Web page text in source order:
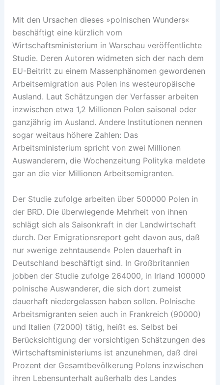
Mit den Ursachen dieses »polnischen Wunders«
beschäftigt eine kürzlich vom
Wirtschaftsministerium in Warschau veröffentlichte
Studie. Deren Autoren widmeten sich der nach dem
EU-Beitritt zu einem Massenphänomen gewordenen
Arbeitsemigration aus Polen ins westeuropäische
Ausland. Laut Schätzungen der Verfasser arbeiten
inzwischen etwa 1,2 Millionen Polen saisonal oder
ganzjährig im Ausland. Andere Institutionen nennen
sogar weitaus höhere Zahlen: Das
Arbeitsministerium spricht von zwei Millionen
Auswanderern, die Wochenzeitung Polityka meldete
gar an die vier Millionen Arbeitsemigranten.
Der Studie zufolge arbeiten über 500000 Polen in
der BRD. Die überwiegende Mehrheit von ihnen
schlägt sich als Saisonkraft in der Landwirtschaft
durch. Der Emigrationsreport geht davon aus, daß
nur »wenige zehntausend« Polen dauerhaft in
Deutschland beschäftigt sind. In Großbritannien
jobben der Studie zufolge 264000, in Irland 100000
polnische Auswanderer, die sich dort zumeist
dauerhaft niedergelassen haben sollen. Polnische
Arbeitsmigranten seien auch in Frankreich (90000)
und Italien (72000) tätig, heißt es. Selbst bei
Berücksichtigung der vorsichtigen Schätzungen des
Wirtschaftsministeriums ist anzunehmen, daß drei
Prozent der Gesamtbevölkerung Polens inzwischen
ihren Lebensunterhalt außerhalb des Landes